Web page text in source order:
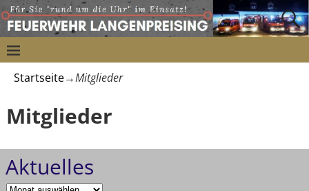
Startseite→Mitglieder
Mitglieder
Aktuelles